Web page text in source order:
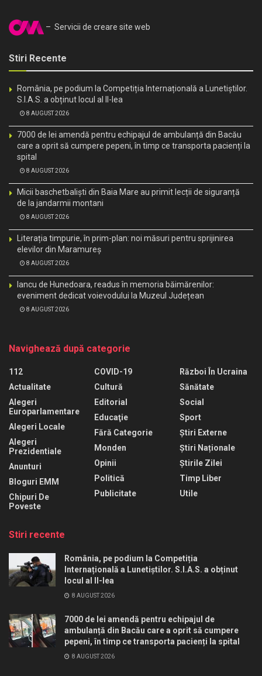
– Servicii de creare site web
Stiri Recente
România, pe podium la Competiția Internațională a Lunetiștilor.
S.I.A.S. a obținut locul al II-lea
8 AUGUST 2026
7000 de lei amendă pentru echipajul de ambulanță din Bacău
care a oprit să cumpere pepeni, în timp ce transporta pacienți la
spital
8 AUGUST 2026
Micii baschetbaliști din Baia Mare au primit lecții de siguranță
de la jandarmii montani
8 AUGUST 2026
Literația timpurie, în prim-plan: noi măsuri pentru sprijinirea
elevilor din Maramureș
8 AUGUST 2026
Iancu de Hunedoara, readus în memoria băimărenilor:
eveniment dedicat voievodului la Muzeul Județean
8 AUGUST 2026
Navighează după categorie
112
Actualitate
Alegeri
Europarlamentare
Alegeri Locale
Alegeri
Prezidentiale
Anunturi
Bloguri EMM
Chipuri De
Poveste
COVID-19
Cultură
Editorial
Educaţie
Fără Categorie
Monden
Opinii
Politică
Publicitate
Război În Ucraina
Sănătate
Social
Sport
Știri Externe
Știri Naționale
Știrile Zilei
Timp Liber
Utile
Stiri recente
România, pe podium la Competiția
Internațională a Lunetiștilor. S.I.A.S. a obținut
locul al II-lea
8 AUGUST 2026
7000 de lei amendă pentru echipajul de
ambulanță din Bacău care a oprit să cumpere
pepeni, în timp ce transporta pacienți la spital
8 AUGUST 2026